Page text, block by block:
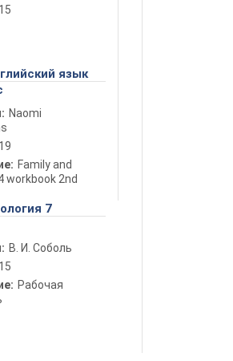
язык
Naomi
Family and
workbook 2nd
7
В. И. Соболь
Рабочая